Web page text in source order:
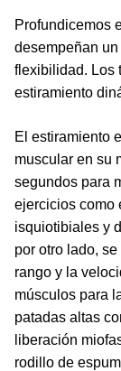
Profundicemos
desempeñan
flexibilidad. Los
estiramiento
El estiramiento
muscular en su
segundos para
ejercicios como
isquiotibiales y
por otro lado,
rango y la
músculos para
patadas altas
liberación
rodillo de